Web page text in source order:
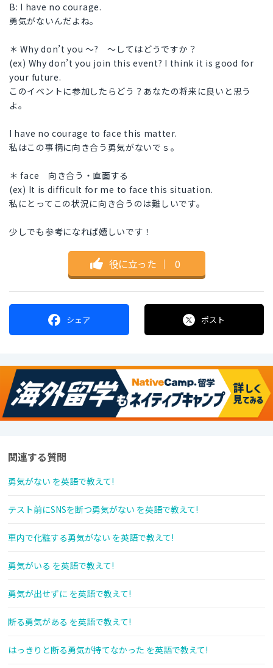
B: I have no courage.
勇気がないんだよね。
＊ Why don’t you ～? ～してはどうですか？
(ex) Why don’t you join this event? I think it is good for
your future.
このイベントに参加したらどう？あなたの将来に良いと思う
よ。
I have no courage to face this matter.
私はこの事柄に向き合う勇気がないでｓ。
＊ face 向き合う・直面する
(ex) It is difficult for me to face this situation.
私にとってこの状況に向き合うのは難しいです。
少しでも参考になれば嬉しいです！
役に立った ｜ 0
シェア ポスト
関連する質問
勇気がない を英語で教えて!
テスト前にSNSを断つ勇気がない を英語で教えて!
車内で化粧する勇気がない を英語で教えて!
勇気がいる を英語で教えて!
勇気が出せずに を英語で教えて!
断る勇気がある を英語で教えて!
はっきりと断る勇気が持てなかった を英語で教えて!